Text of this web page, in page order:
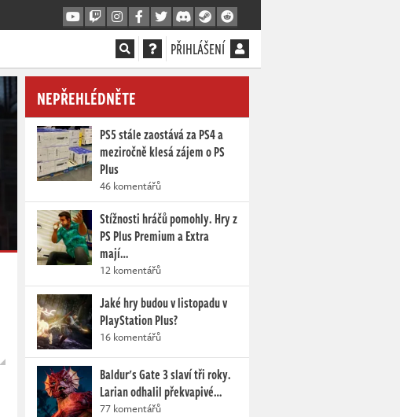
PŘIHLÁŠENÍ
NEPŘEHLÉDNĚTE
PS5 stále zaostává za PS4 a
meziročně klesá zájem o PS
Plus
46 komentářů
Stížnosti hráčů pomohly. Hry z
PS Plus Premium a Extra
mají…
12 komentářů
Jaké hry budou v listopadu v
PlayStation Plus?
16 komentářů
Baldur's Gate 3 slaví tři roky.
Larian odhalil překvapivé…
77 komentářů